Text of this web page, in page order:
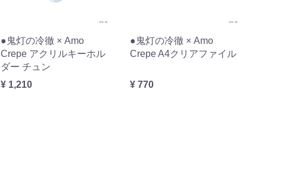
●鬼灯の冷徹 × Amo
Crepe アクリルキーホル
ダー チュン
¥ 1,210
●鬼灯の冷徹 × Amo
Crepe A4クリアファイル
¥ 770